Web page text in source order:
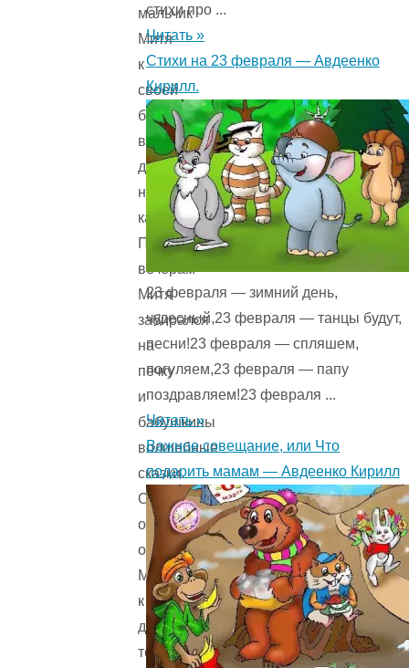
мальчик
Митя
к
своей
бабушке
в
деревню
на
каникулы.
По
вечерам
Митя
забирался
на
печку
и
бабушкины
волшебные
сказки.
Однажды
она
отправила
Митю
к
двоюродной
тете
стихи про ...
Читать »
Стихи на 23 февраля — Авдеенко
Кирилл.
23 февраля — зимний день,
чудесный,23 февраля — танцы будут,
песни!23 февраля — спляшем,
погуляем,23 февраля — папу
поздравляем!23 февраля ...
Читать »
Важное совещание, или Что
подарить мамам — Авдеенко Кирилл